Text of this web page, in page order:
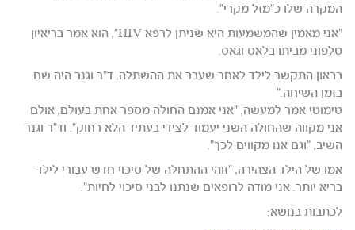
המקרה שלו כ"מזל מקרי".
"אני מאמין שהמשמעות היא שניתן לרפא HIV", הוא אמר בריאיון
טלפוני מביתו בלאס וגאס.
בראון התקשר לילד לאחר שעבר את ההשתלה. ד"ר וגנר היה שם
בזמן השיחה."
טימוטי אמר למעשה, "אני אמנם החולה מספר אחת בעולם, אולם
אני מקווה שהחולה השני יעמוד לצידי בעתיד הלא רחוק". וד"ר וגנר
השיב, "וגם אנו מקווים לכך".
אמו של הילד הצהירה, "זוהי ההתחלה של סיכוי חדש עבורי לילד
בריא יותר. אני מודה לרופאים שנתנו לבני סיכוי לחיות".
לכתבות בנושא: